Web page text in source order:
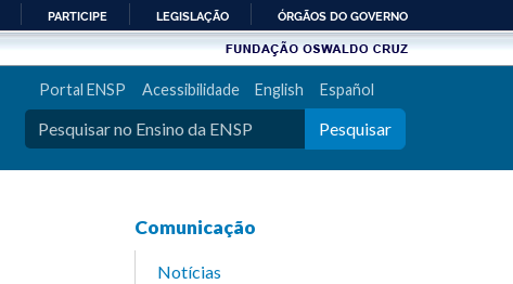
PARTICIPE LEGISLAÇÃO ÓRGÃOS DO GOVERNO
Portal ENSP Acessibilidade English Español
Pesquisar
Comunicação
Notícias